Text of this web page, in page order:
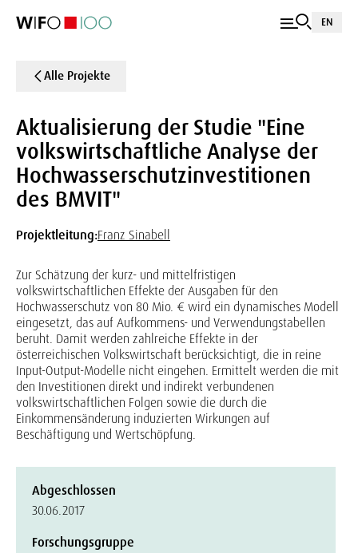
EN
Alle Projekte
Aktualisierung der Studie "Eine
volkswirtschaftliche Analyse der
Hochwasserschutzinvestitionen
des BMVIT"
Projektleitung:Franz Sinabell
Zur Schätzung der kurz- und mittelfristigen
volkswirtschaftlichen Effekte der Ausgaben für den
Hochwasserschutz von 80 Mio. € wird ein dynamisches Modell
eingesetzt, das auf Aufkommens- und Verwendungstabellen
beruht. Damit werden zahlreiche Effekte in der
österreichischen Volkswirtschaft berücksichtigt, die in reine
Input-Output-Modelle nicht eingehen. Ermittelt werden die mit
den Investitionen direkt und indirekt verbundenen
volkswirtschaftlichen Folgen sowie die durch die
Einkommensänderung induzierten Wirkungen auf
Beschäftigung und Wertschöpfung.
Abgeschlossen
30.06.2017
Forschungsgruppe